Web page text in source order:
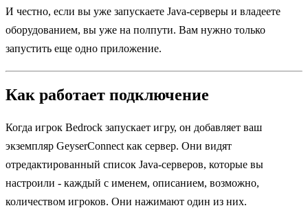
И честно, если вы уже запускаете Java-серверы и владеете
оборудованием, вы уже на полпути. Вам нужно только
запустить еще одно приложение.
Как работает подключение
Когда игрок Bedrock запускает игру, он добавляет ваш
экземпляр GeyserConnect как сервер. Они видят
отредактированный список Java-серверов, которые вы
настроили - каждый с именем, описанием, возможно,
количеством игроков. Они нажимают один из них.